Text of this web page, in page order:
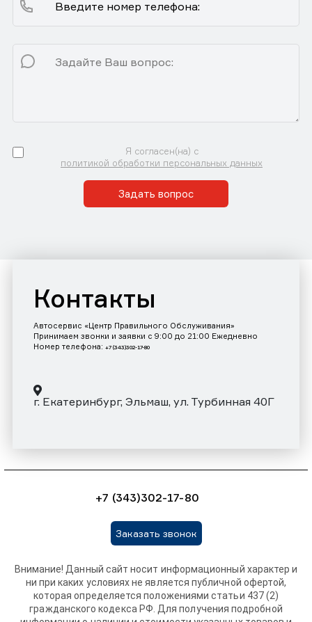
Я согласен(на) с
политикой обработки персональных данных
Задать вопрос
Контакты
Автосервис «Центр Правильного Обслуживания»
Принимаем звонки и заявки с 9:00 до 21:00 Ежедневно
Номер телефона: +7 (343)302-17-80
г. Екатеринбург, Эльмаш, ул. Турбинная 40Г
+7 (343)302-17-80
Заказать звонок
Внимание! Данный сайт носит информационный характер и
ни при каких условиях не является публичной офертой,
которая определяется положениями статьи 437 (2)
гражданского кодекса РФ. Для получения подробной